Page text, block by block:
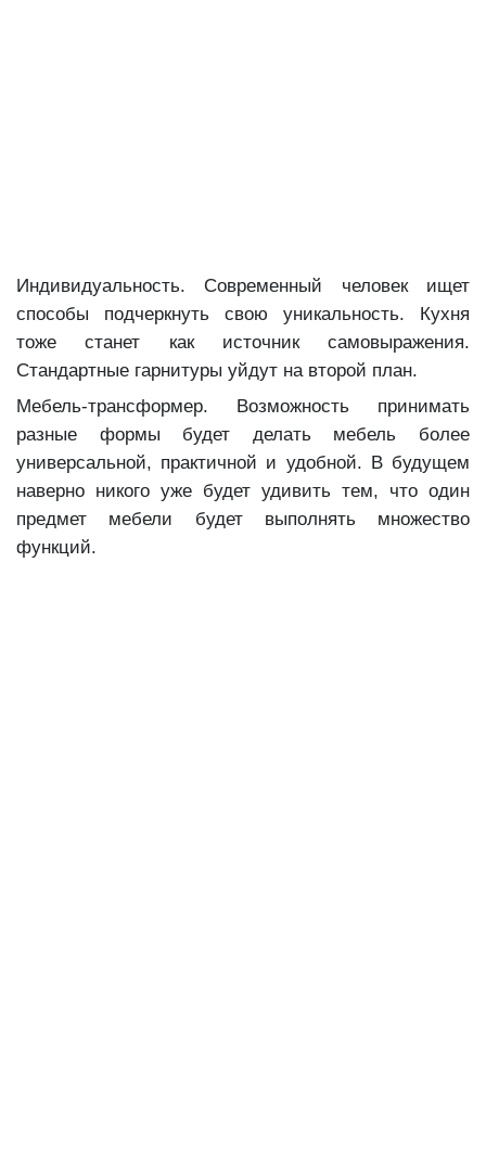
Индивидуальность. Современный человек ищет
способы подчеркнуть свою уникальность. Кухня
тоже станет как источник самовыражения.
Стандартные гарнитуры уйдут на второй план.
Мебель-трансформер. Возможность принимать
разные формы будет делать мебель более
универсальной, практичной и удобной. В будущем
наверно никого уже будет удивить тем, что один
предмет мебели будет выполнять множество
функций.